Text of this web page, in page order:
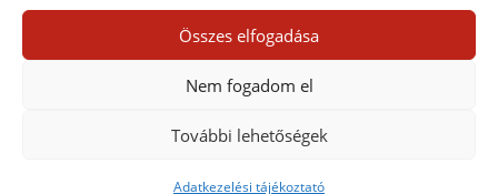
Összes elfogadása
Nem fogadom el
További lehetőségek
Adatkezelési tájékoztató
0 hozzászólás
Egy hozzászólás elküldése
Hozzászólás küldéséhezbe kell jelentkezni